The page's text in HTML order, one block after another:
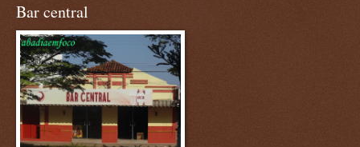
Bar central